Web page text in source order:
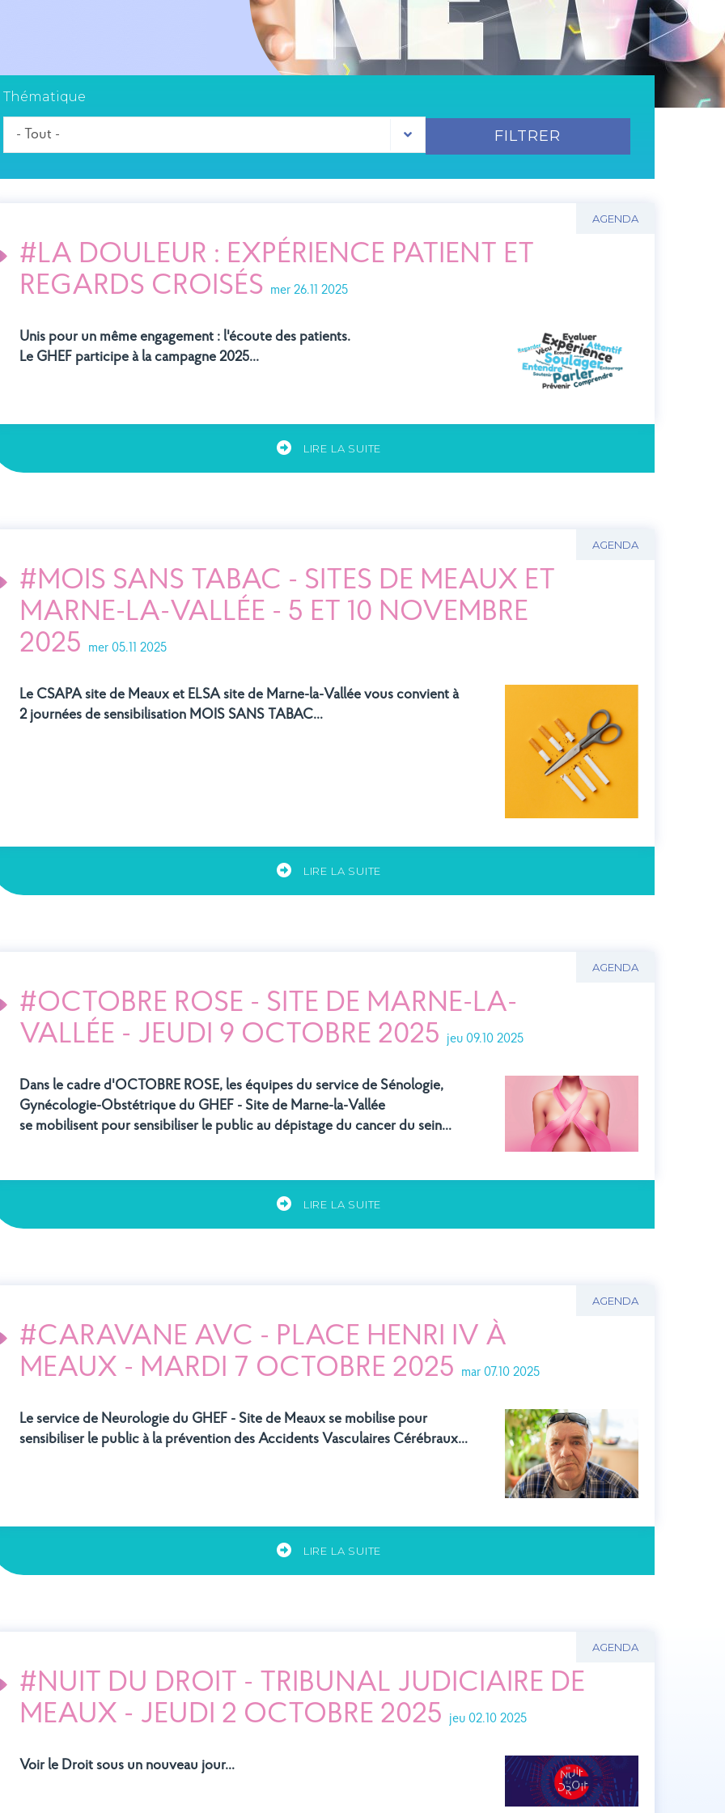
Thématique
FILTRER
AGENDA
#LA DOULEUR : EXPÉRIENCE PATIENT ET
REGARDS CROISÉS
mer 26.11 2025
Unis pour un même engagement : l'écoute des patients.
Le GHEF participe à la campagne 2025...
LIRE LA SUITE
AGENDA
#MOIS SANS TABAC - SITES DE MEAUX ET
MARNE-LA-VALLÉE - 5 ET 10 NOVEMBRE
2025
mer 05.11 2025
Le CSAPA site de Meaux et ELSA site de Marne-la-Vallée vous convient à
2 journées de sensibilisation MOIS SANS TABAC…
LIRE LA SUITE
AGENDA
#OCTOBRE ROSE - SITE DE MARNE-LA-
VALLÉE - JEUDI 9 OCTOBRE 2025
jeu 09.10 2025
Dans le cadre d'OCTOBRE ROSE, les équipes du service de Sénologie,
Gynécologie-Obstétrique du GHEF - Site de Marne-la-Vallée
se mobilisent pour sensibiliser le public au dépistage du cancer du sein…
LIRE LA SUITE
AGENDA
#CARAVANE AVC - PLACE HENRI IV À
MEAUX - MARDI 7 OCTOBRE 2025
mar 07.10 2025
Le service de Neurologie du GHEF - Site de Meaux se mobilise pour
sensibiliser le public à la prévention des Accidents Vasculaires Cérébraux…
LIRE LA SUITE
AGENDA
#NUIT DU DROIT - TRIBUNAL JUDICIAIRE DE
MEAUX - JEUDI 2 OCTOBRE 2025
jeu 02.10 2025
Voir le Droit sous un nouveau jour…